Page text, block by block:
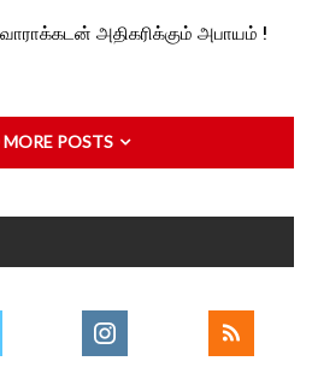
அதிகரிக்கும் அபாயம் !
POSTS